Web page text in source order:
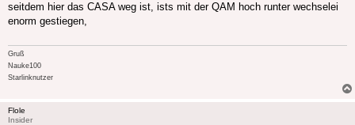
seitdem hier das CASA weg ist, ists mit der QAM hoch runter wechselei
enorm gestiegen,
Gruß
Nauke100
Starlinknutzer
Flole
Insider